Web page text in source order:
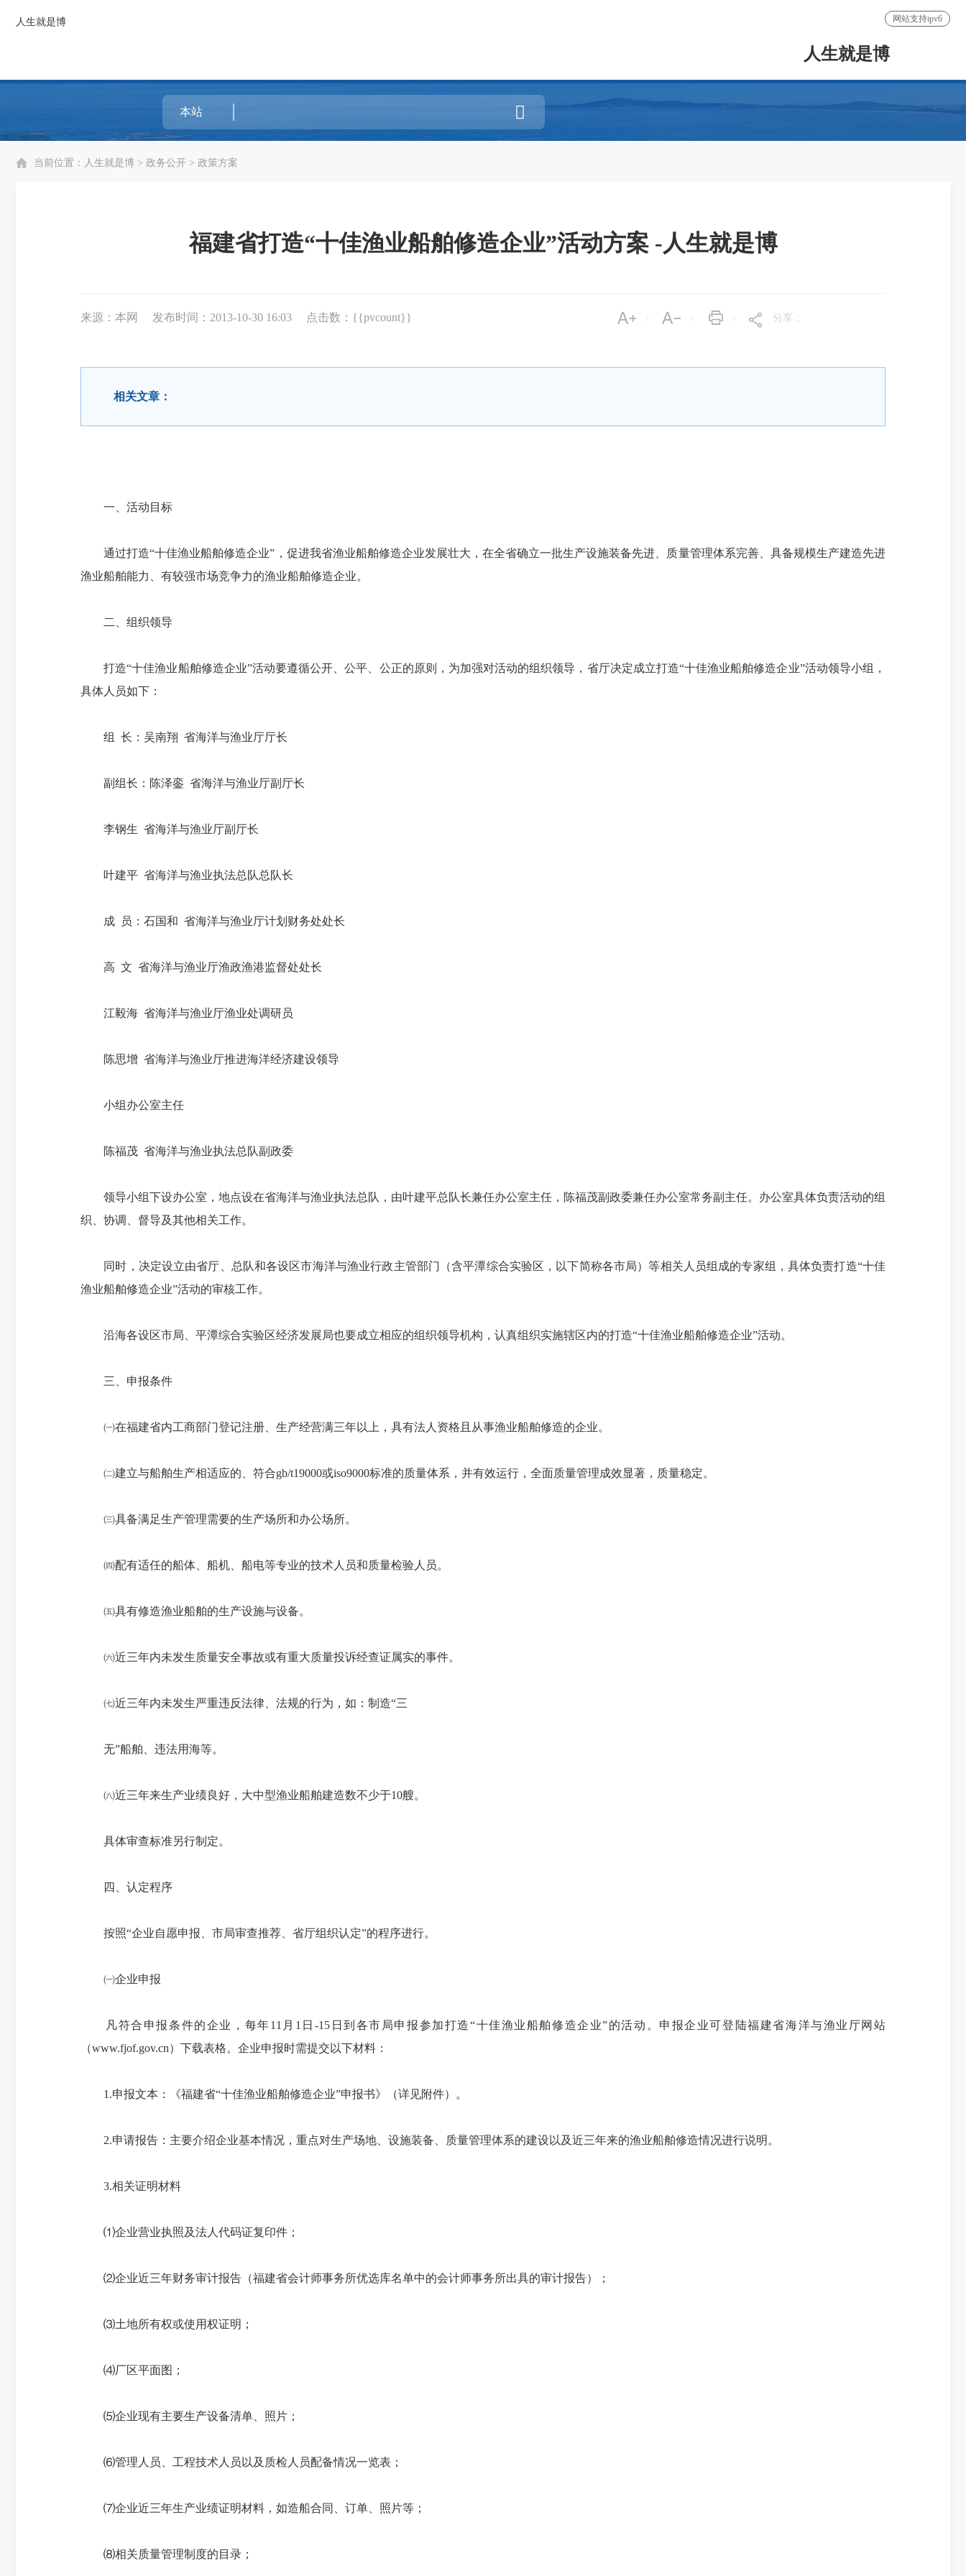
人生就是博 网站支持ipv6
人生就是博

当前位置： 人生就是博 > 政务公开 > 政策方案
福建省打造“十佳渔业船舶修造企业”活动方案 -人生就是博
来源：本网 发布时间：2013-10-30 16:03 点击数：{{pvcount}} 分享：
相关文章：
一、活动目标
通过打造“十佳渔业船舶修造企业”，促进我省渔业船舶修造企业发展壮大，在全省确立一批生产设施装备先进、质量管理体系完善、具备规模生产建造先进
渔业船舶能力、有较强市场竞争力的渔业船舶修造企业。
二、组织领导
打造“十佳渔业船舶修造企业”活动要遵循公开、公平、公正的原则，为加强对活动的组织领导，省厅决定成立打造“十佳渔业船舶修造企业”活动领导小组，
具体人员如下：
组 长：吴南翔 省海洋与渔业厅厅长
副组长：陈泽銮 省海洋与渔业厅副厅长
李钢生 省海洋与渔业厅副厅长
叶建平 省海洋与渔业执法总队总队长
成 员：石国和 省海洋与渔业厅计划财务处处长
高 文 省海洋与渔业厅渔政渔港监督处处长
江毅海 省海洋与渔业厅渔业处调研员
陈思增 省海洋与渔业厅推进海洋经济建设领导
小组办公室主任
陈福茂 省海洋与渔业执法总队副政委
领导小组下设办公室，地点设在省海洋与渔业执法总队，由叶建平总队长兼任办公室主任，陈福茂副政委兼任办公室常务副主任。办公室具体负责活动的组
织、协调、督导及其他相关工作。
同时，决定设立由省厅、总队和各设区市海洋与渔业行政主管部门（含平潭综合实验区，以下简称各市局）等相关人员组成的专家组，具体负责打造“十佳
渔业船舶修造企业”活动的审核工作。
沿海各设区市局、平潭综合实验区经济发展局也要成立相应的组织领导机构，认真组织实施辖区内的打造“十佳渔业船舶修造企业”活动。
三、申报条件
㈠在福建省内工商部门登记注册、生产经营满三年以上，具有法人资格且从事渔业船舶修造的企业。
㈡建立与船舶生产相适应的、符合gb/t19000或iso9000标准的质量体系，并有效运行，全面质量管理成效显著，质量稳定。
㈢具备满足生产管理需要的生产场所和办公场所。
㈣配有适任的船体、船机、船电等专业的技术人员和质量检验人员。
㈤具有修造渔业船舶的生产设施与设备。
㈥近三年内未发生质量安全事故或有重大质量投诉经查证属实的事件。
㈦近三年内未发生严重违反法律、法规的行为，如：制造“三
无”船舶、违法用海等。
㈧近三年来生产业绩良好，大中型渔业船舶建造数不少于10艘。
具体审查标准另行制定。
四、认定程序
按照“企业自愿申报、市局审查推荐、省厅组织认定”的程序进行。
㈠企业申报
凡符合申报条件的企业，每年11月1日-15日到各市局申报参加打造“十佳渔业船舶修造企业”的活动。申报企业可登陆福建省海洋与渔业厅网站
（www.fjof.gov.cn）下载表格。企业申报时需提交以下材料：
1.申报文本：《福建省“十佳渔业船舶修造企业”申报书》（详见附件）。
2.申请报告：主要介绍企业基本情况，重点对生产场地、设施装备、质量管理体系的建设以及近三年来的渔业船舶修造情况进行说明。
3.相关证明材料
⑴企业营业执照及法人代码证复印件；
⑵企业近三年财务审计报告（福建省会计师事务所优选库名单中的会计师事务所出具的审计报告）；
⑶土地所有权或使用权证明；
⑷厂区平面图；
⑸企业现有主要生产设备清单、照片；
⑹管理人员、工程技术人员以及质检人员配备情况一览表；
⑺企业近三年生产业绩证明材料，如造船合同、订单、照片等；
⑻相关质量管理制度的目录；